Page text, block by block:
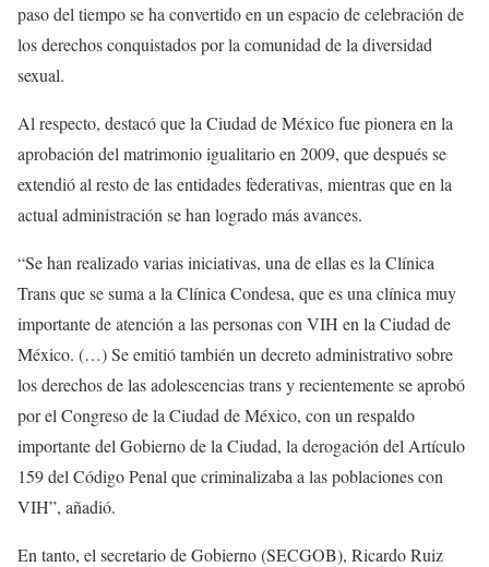
paso del tiempo se ha convertido en un espacio de celebración de
los derechos conquistados por la comunidad de la diversidad
sexual.
Al respecto, destacó que la Ciudad de México fue pionera en la
aprobación del matrimonio igualitario en 2009, que después se
extendió al resto de las entidades federativas, mientras que en la
actual administración se han logrado más avances.
“Se han realizado varias iniciativas, una de ellas es la Clínica
Trans que se suma a la Clínica Condesa, que es una clínica muy
importante de atención a las personas con VIH en la Ciudad de
México. (…) Se emitió también un decreto administrativo sobre
los derechos de las adolescencias trans y recientemente se aprobó
por el Congreso de la Ciudad de México, con un respaldo
importante del Gobierno de la Ciudad, la derogación del Artículo
159 del Código Penal que criminalizaba a las poblaciones con
VIH”, añadió.
En tanto, el secretario de Gobierno (SECGOB), Ricardo Ruiz